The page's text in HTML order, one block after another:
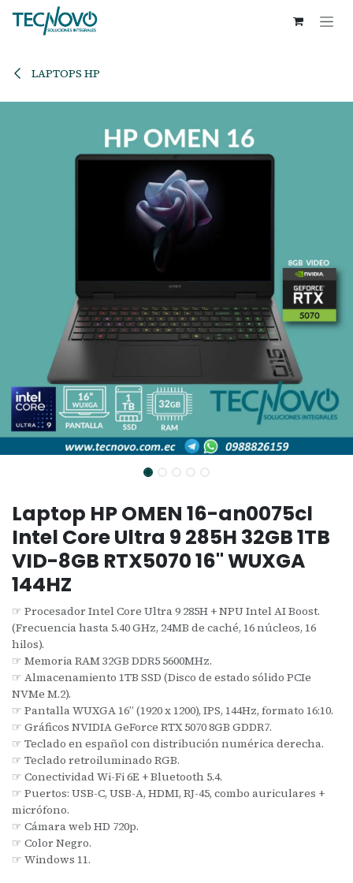
Ir al contenido
LAPTOPS HP
Laptop HP OMEN 16-an0075cl
Intel Core Ultra 9 285H 32GB 1TB
VID-8GB RTX5070 16" WUXGA
144HZ
☞ Procesador Intel Core Ultra 9 285H + NPU Intel AI Boost.
(Frecuencia hasta 5.40 GHz, 24MB de caché, 16 núcleos, 16
hilos).
☞ Memoria RAM 32GB DDR5 5600MHz.
☞ Almacenamiento 1TB SSD (Disco de estado sólido PCIe
NVMe M.2).
☞ Pantalla WUXGA 16” (1920 x 1200), IPS, 144Hz, formato 16:10.
☞ Gráficos NVIDIA GeForce RTX 5070 8GB GDDR7.
☞ Teclado en español con distribución numérica derecha.
☞ Teclado retroiluminado RGB.
☞ Conectividad Wi-Fi 6E + Bluetooth 5.4.
☞ Puertos: USB-C, USB-A, HDMI, RJ-45, combo auriculares +
micrófono.
☞ Cámara web HD 720p.
☞ Color Negro.
☞ Windows 11.